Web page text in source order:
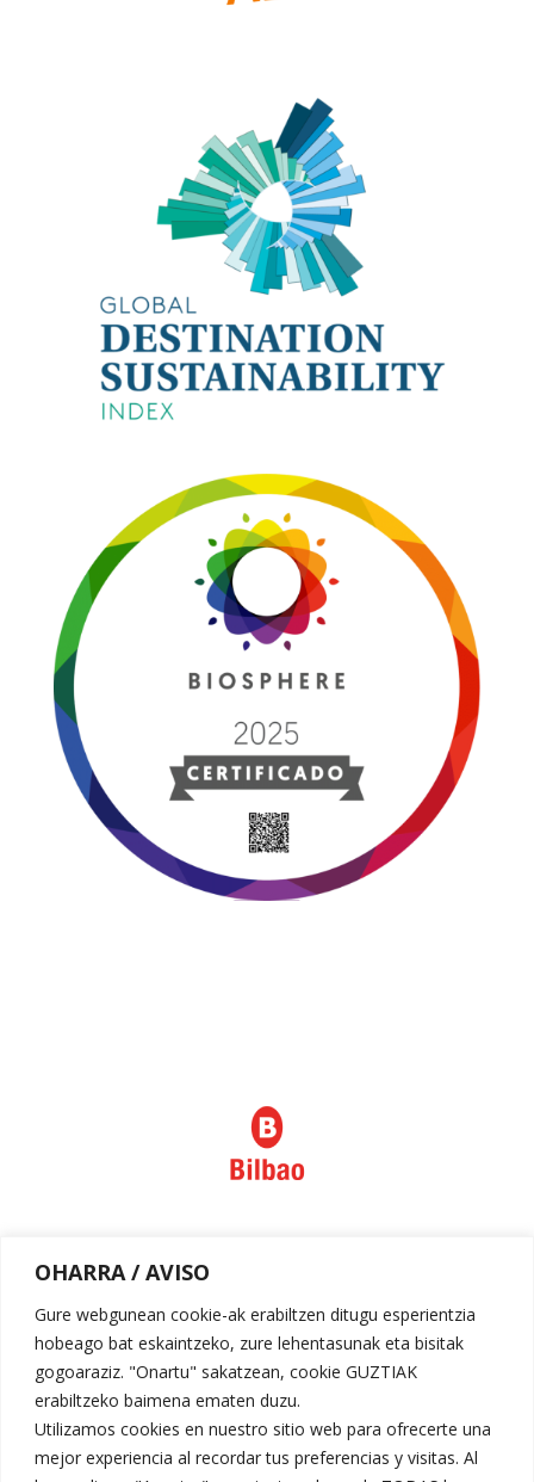
OHARRA / AVISO
Gure webgunean cookie-ak erabiltzen ditugu esperientzia
hobeago bat eskaintzeko, zure lehentasunak eta bisitak
gogoaraziz. "Onartu" sakatzean, cookie GUZTIAK
erabiltzeko baimena ematen duzu.
Utilizamos cookies en nuestro sitio web para ofrecerte una
mejor experiencia al recordar tus preferencias y visitas. Al
Política de privacidad